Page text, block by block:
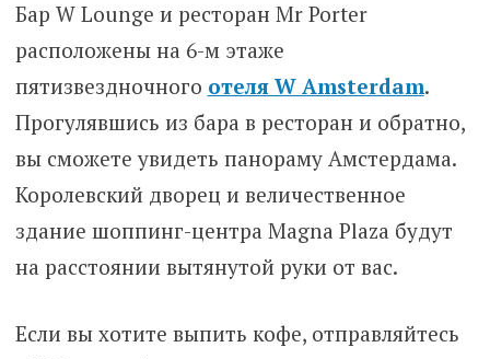
Бар W Lounge и ресторан Mr Porter
расположены на 6-м этаже
пятизвездночного отеля W Amsterdam.
Прогулявшись из бара в ресторан и обратно,
вы сможете увидеть панораму Амстердама.
Королевский дворец и величественное
здание шоппинг-центра Magna Plaza будут
на расстоянии вытянутой руки от вас.
Если вы хотите выпить кофе, отправляйтесь